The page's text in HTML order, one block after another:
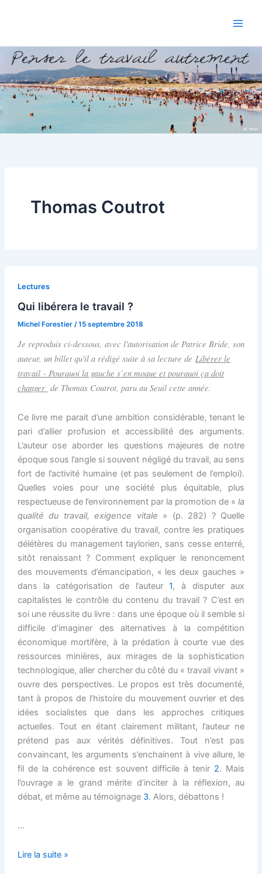
Thomas Coutrot
Lectures
Qui libérera le travail ?
Michel Forestier /15 septembre 2018
Je reproduis ci-dessous, avec l'autorisation de Patrice Bride, son
auteur, un billet qu'il a rédigé suite à sa lecture de Libérer le
travail - Pourquoi la gauche s’en moque et pourquoi ça doit
changer de Thomas Coutrot, paru au Seuil cette année.
Ce livre me parait d’une ambition considérable, tenant le
pari d’allier profusion et accessibilité des arguments.
L’auteur ose aborder les questions majeures de notre
époque sous l’angle si souvent négligé du travail, au sens
fort de l’activité humaine (et pas seulement de l’emploi).
Quelles voies pour une société plus équitable, plus
respectueuse de l’environnement par la promotion de «la
qualité du travail, exigence vitale » (p. 282) ? Quelle
organisation coopérative du travail, contre les pratiques
délétères du management taylorien, sans cesse enterré,
sitôt renaissant ? Comment expliquer le renoncement
des mouvements d’émancipation, « les deux gauches »
dans la catégorisation de l’auteur1, à disputer aux
capitalistes le contrôle du contenu du travail ? C’est en
soi une réussite du livre : dans une époque où il semble si
difficile d’imaginer des alternatives à la compétition
économique mortifère, à la prédation à courte vue des
ressources minières, aux mirages de la sophistication
technologique, aller chercher du côté du « travail vivant »
ouvre des perspectives. Le propos est très documenté,
tant à propos de l’histoire du mouvement ouvrier et des
idées socialistes que dans les approches critiques
actuelles. Tout en étant clairement militant, l’auteur ne
prétend pas aux vérités définitives. Tout n’est pas
convaincant, les arguments s’enchainent à vive allure, le
fil de la cohérence est souvent difficile à tenir 2. Mais
l’ouvrage a le grand mérite d’inciter à la réflexion, au
débat, et même au témoignage3. Alors, débattons !
…
Qui
Lire la suite »